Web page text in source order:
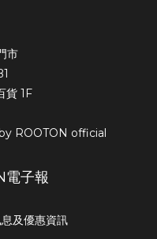
市
貨 1F
ROOTON official
電子報
及優惠資訊